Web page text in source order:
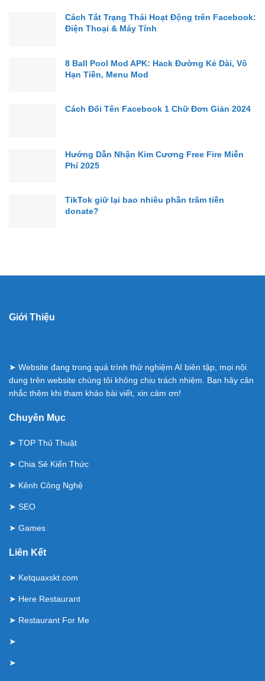
Cách Tắt Trạng Thái Hoạt Động trên Facebook:
Điện Thoại & Máy Tính
8 Ball Pool Mod APK: Hack Đường Kẻ Dài, Vô
Hạn Tiền, Menu Mod
Cách Đổi Tên Facebook 1 Chữ Đơn Giản 2024
Hướng Dẫn Nhận Kim Cương Free Fire Miễn
Phí 2025
TikTok giữ lại bao nhiêu phần trăm tiền
donate?
Giới Thiệu
➤ Website đang trong quá trình thử nghiệm AI biên tập, mọi nội
dung trên website chúng tôi không chịu trách nhiệm. Bạn hãy cân
nhắc thêm khi tham khảo bài viết, xin cảm ơn!
Chuyên Mục
➤ TOP Thủ Thuật
➤ Chia Sẻ Kiến Thức
➤ Kênh Công Nghệ
➤ SEO
➤ Games
Liên Kết
➤ Ketquaxskt.com
➤ Here Restaurant
➤ Restaurant For Me
➤
➤